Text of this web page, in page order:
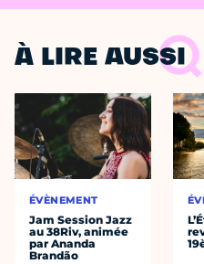
À LIRE AUSSI
ÉVÈNEMENT
Jam Session Jazz
au 38Riv, animée
par Ananda
Brandão